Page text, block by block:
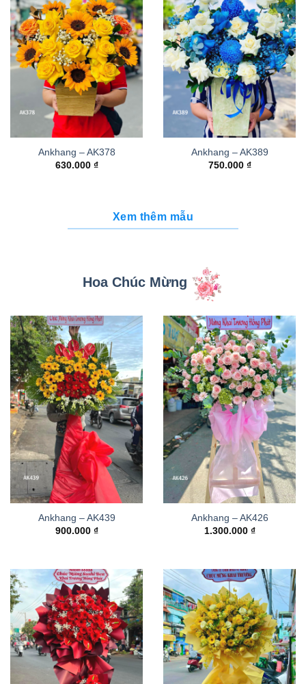
Ankhang – AK378
630.000 ₫
Ankhang – AK389
750.000 ₫
Xem thêm mẫu
Hoa Chúc Mừng
Ankhang – AK439
900.000 ₫
Ankhang – AK426
1.300.000 ₫